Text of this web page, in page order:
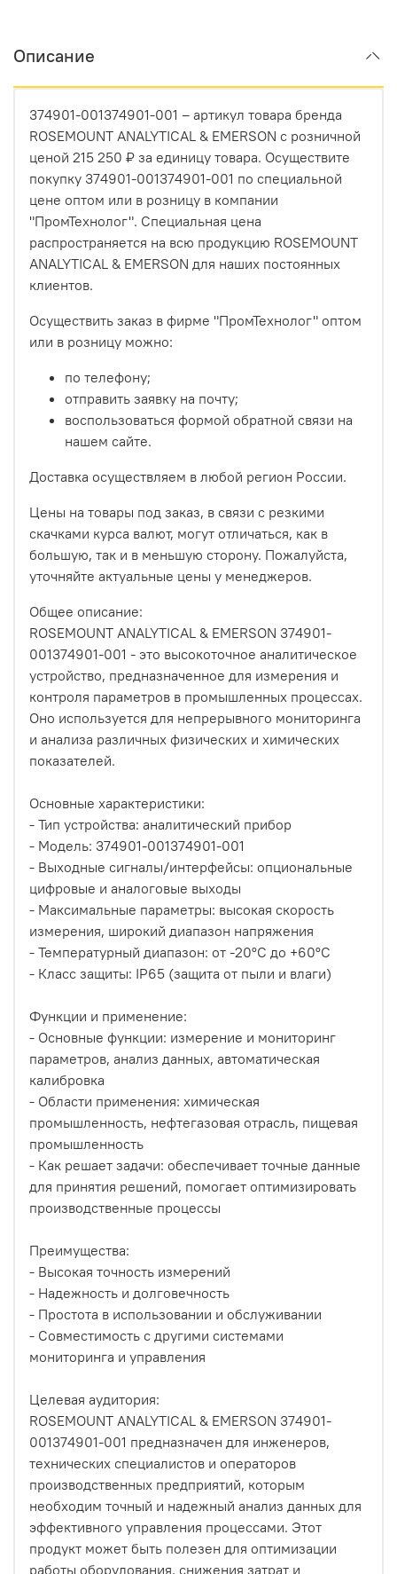
Описание
374901-001374901-001 – артикул товара бренда
ROSEMOUNT ANALYTICAL & EMERSON с розничной
ценой 215 250 ₽ за единицу товара. Осуществите
покупку 374901-001374901-001 по специальной
цене оптом или в розницу в компании
"ПромТехнолог". Специальная цена
распространяется на всю продукцию ROSEMOUNT
ANALYTICAL & EMERSON для наших постоянных
клиентов.
Осуществить заказ в фирме "ПромТехнолог" оптом
или в розницу можно:
по телефону;
отправить заявку на почту;
воспользоваться формой обратной связи на
нашем сайте.
Доставка осуществляем в любой регион России.
Цены на товары под заказ, в связи с резкими
скачками курса валют, могут отличаться, как в
большую, так и в меньшую сторону. Пожалуйста,
уточняйте актуальные цены у менеджеров.
Общее описание:
ROSEMOUNT ANALYTICAL & EMERSON 374901-
001374901-001 - это высокоточное аналитическое
устройство, предназначенное для измерения и
контроля параметров в промышленных процессах.
Оно используется для непрерывного мониторинга
и анализа различных физических и химических
показателей.
Основные характеристики:
- Тип устройства: аналитический прибор
- Модель: 374901-001374901-001
- Выходные сигналы/интерфейсы: опциональные
цифровые и аналоговые выходы
- Максимальные параметры: высокая скорость
измерения, широкий диапазон напряжения
- Температурный диапазон: от -20°C до +60°C
- Класс защиты: IP65 (защита от пыли и влаги)
Функции и применение:
- Основные функции: измерение и мониторинг
параметров, анализ данных, автоматическая
калибровка
- Области применения: химическая
промышленность, нефтегазовая отрасль, пищевая
промышленность
- Как решает задачи: обеспечивает точные данные
для принятия решений, помогает оптимизировать
производственные процессы
Преимущества:
- Высокая точность измерений
- Надежность и долговечность
- Простота в использовании и обслуживании
- Совместимость с другими системами
мониторинга и управления
Целевая аудитория:
ROSEMOUNT ANALYTICAL & EMERSON 374901-
001374901-001 предназначен для инженеров,
технических специалистов и операторов
производственных предприятий, которым
необходим точный и надежный анализ данных для
эффективного управления процессами. Этот
продукт может быть полезен для оптимизации
работы оборудования, снижения затрат и